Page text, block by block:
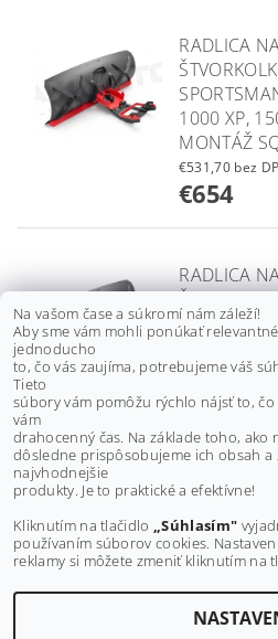
RADLICA
1000 XP,
MONTÁŽ
€531,70 bez
€654
RADLICA
150CM,
€531,70 bez
€654
Buďte prvý, kto napíše príspevok k
Na vašom čase a súkromí nám záleží!
Aby sme vám mohli ponúkať
jednoducho
to, čo vás zaujíma, potrebujeme váš
Tieto
súbory vám pomôžu rýchlo nájsť to,
vám
drahocenný čas. Na základe toho, ako
dôsledne prispôsobujeme ich obsah a
najvhodnejšie
produkty. Je to praktické a efektívne!
Kliknutím na tlačidlo „Súhlasím"
používaním súborov cookies.
reklamy si môžete zmeniť kliknutím na